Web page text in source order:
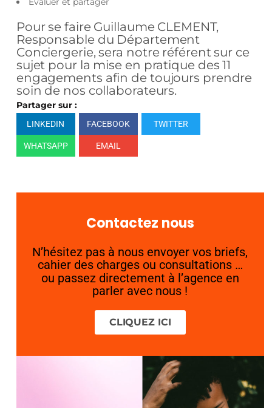
Pour se faire Guillaume CLEMENT,
Responsable du Département
Conciergerie, sera notre référent sur ce
sujet pour la mise en pratique des 11
engagements afin de toujours prendre
soin de nos collaborateurs.
Partager sur :
LINKEDIN FACEBOOK TWITTER
WHATSAPP EMAIL
Contactez nous
N’hésitez pas à nous envoyer vos briefs,
cahier des charges ou consultations …
ou passez directement à l’agence en
parler avec nous !
CLIQUEZ ICI